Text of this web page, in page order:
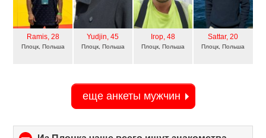
Ramis, 28
Плоцк, Польша
Yudjin, 45
Плоцк, Польша
Ігор, 48
Плоцк, Польша
Sattar, 20
Плоцк, Польша
еще анкеты мужчин